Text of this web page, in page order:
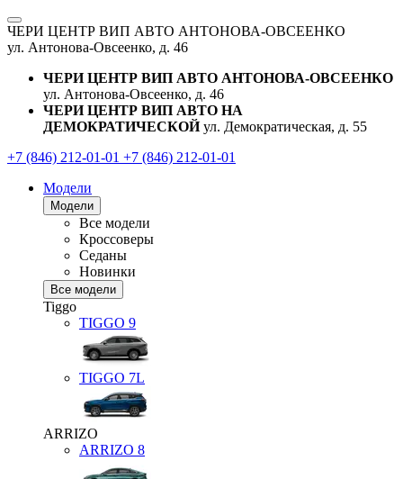
ЧЕРИ ЦЕНТР ВИП АВТО АНТОНОВА-ОВСЕЕНКО
ул. Антонова-Овсеенко, д. 46
ЧЕРИ ЦЕНТР ВИП АВТО АНТОНОВА-ОВСЕЕНКО
ул. Антонова-Овсеенко, д. 46
ЧЕРИ ЦЕНТР ВИП АВТО НА
ДЕМОКРАТИЧЕСКОЙ ул. Демократическая, д. 55
+7 (846) 212-01-01 +7 (846) 212-01-01
Модели
Модели
Все модели
Кроссоверы
Седаны
Новинки
Все модели
Tiggo
TIGGO 9
TIGGO 7L
ARRIZO
ARRIZO 8